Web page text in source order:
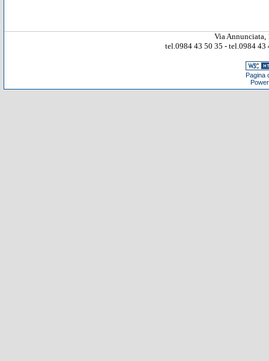
Via Annunciata,
tel.0984 43 50 35 - tel.0984
Pagina